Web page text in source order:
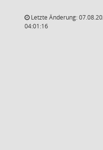
Letzte Änderung:
04:01:16